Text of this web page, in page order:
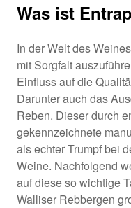
Was ist
In der Welt des
mit Sorgfalt
Einfluss auf die
Darunter auch das
Reben. Dieser durch
gekennzeichnete
als echter Trumpf bei
Weine. Nachfolgend
auf diese so wichtige
Walliser Rebbergen